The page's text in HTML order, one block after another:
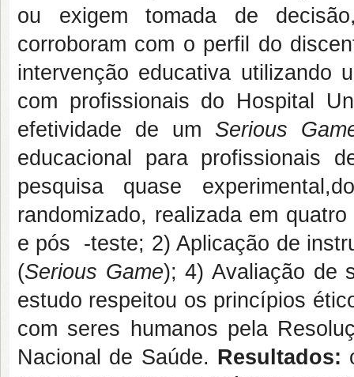
ou exigem tomada de
corroboram com o perfil do
intervenção educativa utilizando
com profissionais do Hospital
efetividade de um Serious
educacional para profissionais
pesquisa quase
randomizado, realizada em
e pós -teste; 2) Aplicação de
(Serious Game); 4) Avaliação de
estudo respeitou os princípios
com seres humanos pela
Nacional de Saúde. Resultados: